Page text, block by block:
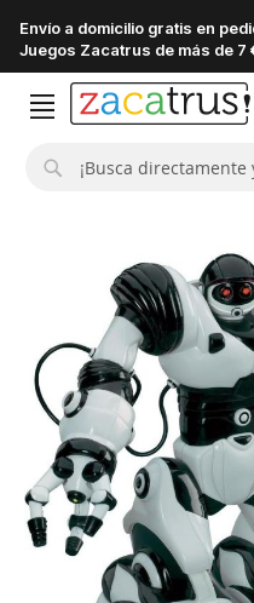
Envío a domicilio gratis en
Juegos Zacatrus de más de 7
de
imágenes